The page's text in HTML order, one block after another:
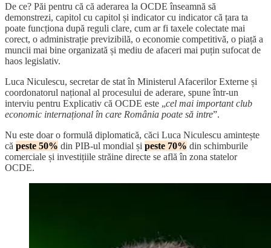
De ce? Păi pentru că că aderarea la OCDE înseamnă să
demonstrezi, capitol cu capitol și indicator cu indicator că țara ta
poate funcționa după reguli clare, cum ar fi taxele colectate mai
corect, o administrație previzibilă, o economie competitivă, o piață a
muncii mai bine organizată și mediu de afaceri mai puțin sufocat de
haos legislativ.
Luca Niculescu, secretar de stat în Ministerul Afacerilor Externe și
coordonatorul național al procesului de aderare, spune într-un
interviu pentru Explicativ că OCDE este „cel mai important club
economic internațional în care România poate să intre”.
Nu este doar o formulă diplomatică, căci Luca Niculescu amintește
că peste 50% din PIB-ul mondial și peste 70% din schimburile
comerciale și investițiile străine directe se află în zona statelor
OCDE.